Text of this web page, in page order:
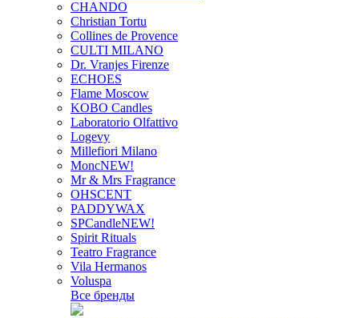
CHANDO
Christian Tortu
Collines de Provence
CULTI MILANO
Dr. Vranjes Firenze
ECHOES
Flame Moscow
KOBO Candles
Laboratorio Olfattivo
Logevy
Millefiori Milano
MoncNEW!
Mr & Mrs Fragrance
OHSCENT
PADDYWAX
SPCandleNEW!
Spirit Rituals
Teatro Fragrance
Vila Hermanos
Voluspa
Все бренды